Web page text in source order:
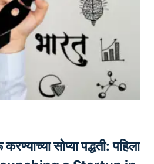
सोप्या पद्धती: पहिला